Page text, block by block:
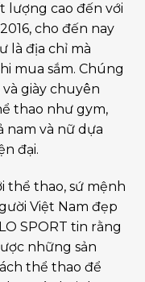
lượng cao đến với
cho đến nay
là địa chỉ mà
mua sắm. Chúng
giày chuyên
thao như gym,
nam và nữ dựa
đại.
thể thao, sứ mệnh
Việt Nam đẹp
SPORT tin rằng
những sản
thể thao để